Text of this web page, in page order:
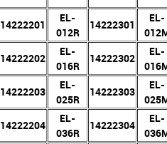
14222201
EL-
012R
14222301
EL-
14222202
EL-
016R
14222302
EL-
14222203
EL-
025R
14222303
EL-
14222204
EL-
036R
14222304
EL-